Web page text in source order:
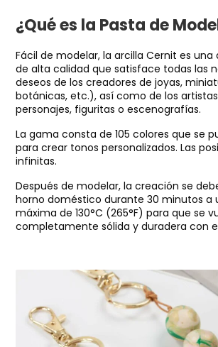
¿Qué es la Pasta de
Fácil de modelar, la arcilla Cernit es
de alta calidad que satisface todas las
deseos de los creadores de joyas,
botánicas, etc.), así como de los
personajes, figuritas o escenografías.
La gama consta de 105 colores que se
para crear tonos personalizados. Las
infinitas.
Después de modelar, la creación se
horno doméstico durante 30 minutos a
máxima de 130°C (265°F) para que se
completamente sólida y duradera con